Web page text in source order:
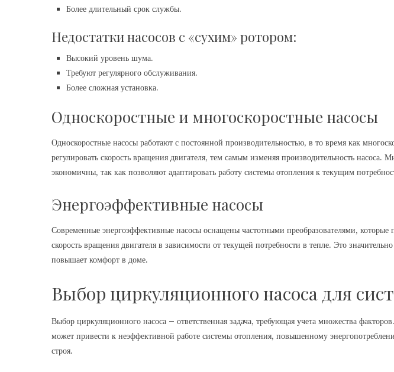
Более длительный срок службы.
Недостатки насосов с «сухим» ротором:
Высокий уровень шума.
Требуют регулярного обслуживания.
Более сложная установка.
Односкоростные и многоскоростные насосы
Односкоростные насосы работают с постоянной производительностью, в то время как
регулировать скорость вращения двигателя, тем самым изменяя производительность насоса.
экономичны, так как позволяют адаптировать работу системы отопления к текущим
Энергоэффективные насосы
Современные энергоэффективные насосы оснащены частотными преобразователями, которые
скорость вращения двигателя в зависимости от текущей потребности в тепле. Это
повышает комфорт в доме.
Выбор циркуляционного насоса для
Выбор циркуляционного насоса – ответственная задача, требующая учета множества
может привести к неэффективной работе системы отопления, повышенному
строя.